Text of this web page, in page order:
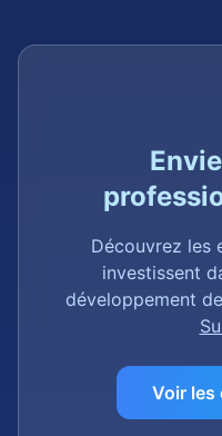
Découvrez les
investissent
développement
Voir les